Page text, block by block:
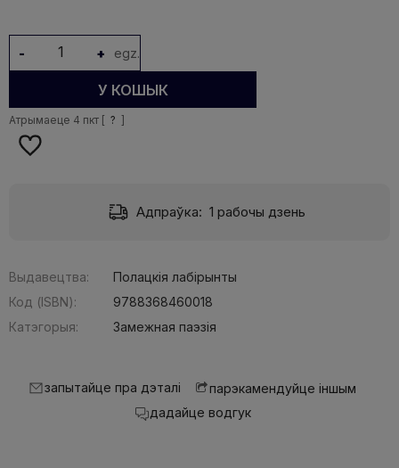
+
- egz.
У КОШЫК
Атрымаеце 4 пкт [ ? ]
Адпраўка: 1 рабочы дзень
Выдавецтва:
Полацкія лабірынты
Код (ISBN):
9788368460018
Катэгорыя:
Замежная паэзія
запытайце пра дэталі
парэкамендуйце іншым
дадайце водгук